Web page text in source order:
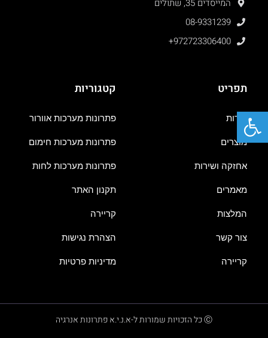
המייסדים 35, שתולים
08-9331239
+972723306400
תפריט
אודות
מוצרים
אחזקה ושירות
מאמרים
המלצות
צור קשר
קריירה
קטגוריות
פתרונות מערכות אוורור
פתרונות מערכות חימום
פתרונות מערכות לחות
תקנון האתר
קריירה
הצהרת נגישות
מדיניות פרטיות
Ⓒ כל הזכויות שמורות ל-א.נ.י.א פתרונות אנרגיה
פתח סרגל נגישות